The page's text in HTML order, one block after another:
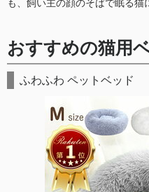
も、飼い主の顔のそばで眠る猫
おすすめの猫用
ふわふわ ペットベッド